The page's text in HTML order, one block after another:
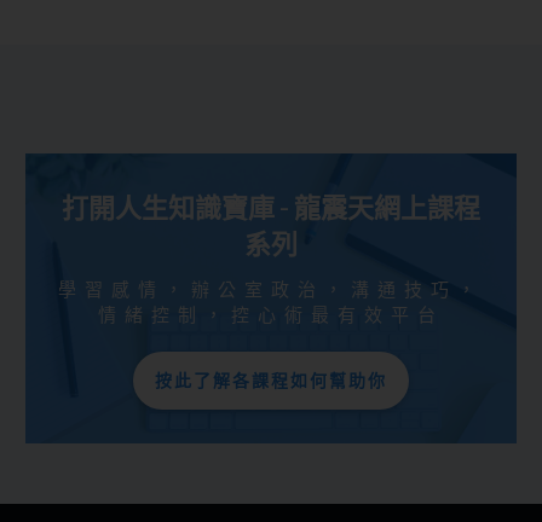
打開人生知識寶庫 - 龍震天網上課程
系列
學習感情，辦公室政治，溝通技巧，
情緒控制，控心術最有效平台
按此了解各課程如何幫助你